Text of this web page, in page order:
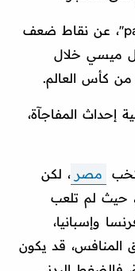
وتحدث جينازو عبر صحيفة ''pagina12''، عن نقاط ضعف
ميسي خلال
إحداث المفاجآة،
مصر ، لكن
حيث لم تلعب
وإسبانيا،
قد يكون